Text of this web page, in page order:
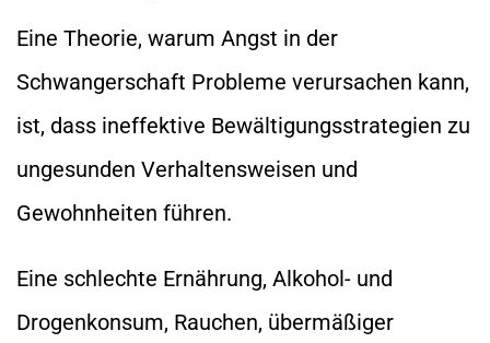
Eine Theorie, warum Angst in der
Schwangerschaft Probleme verursachen kann,
ist, dass ineffektive Bewältigungsstrategien zu
ungesunden Verhaltensweisen und
Gewohnheiten führen.
Eine schlechte Ernährung, Alkohol- und
Drogenkonsum, Rauchen, übermäßiger